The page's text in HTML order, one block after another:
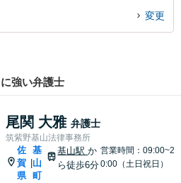
変更
強い弁護士
尾関 大雅 弁護士
筑紫野基山法律事務所
佐
賀
県
基
山
町
基山駅か
ら徒歩6分
営業時間：09:00~2
0:00（土日祝日）